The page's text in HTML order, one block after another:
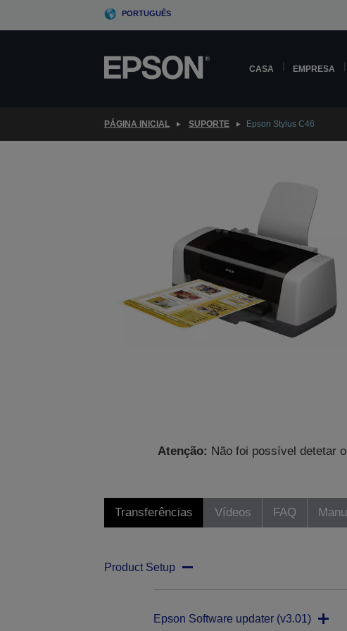
PORTUGUÊS
CASA EMPRESA
PÁGINA INICIAL SUPORTE Epson Stylus C46
Atenção: Não foi possível detetar
Transferências Vídeos FAQ
Product Setup
Epson Software updater (v3.01)